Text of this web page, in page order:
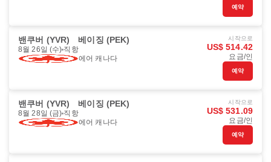
예약
밴쿠버 (YVR) 베이징 (PEK)
8월 26일 (수) 직항
에어 캐나다
시작으로
US$ 514.42
요금/인
예약
밴쿠버 (YVR) 베이징 (PEK)
8월 28일 (금) 직항
에어 캐나다
시작으로
US$ 531.09
요금/인
예약